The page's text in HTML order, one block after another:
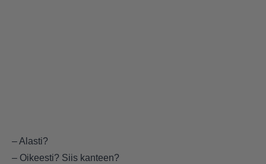
– Alasti?
– Oikeesti? Siis kanteen?